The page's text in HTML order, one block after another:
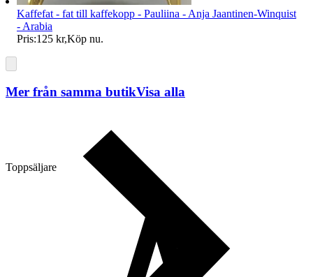
Toppsäljare
Kaffefat - fat till kaffekopp - Pauliina - Anja Jaantinen-Winquist
- Arabia
Pris:125 kr,Köp nu.
Mer från samma butikVisa alla